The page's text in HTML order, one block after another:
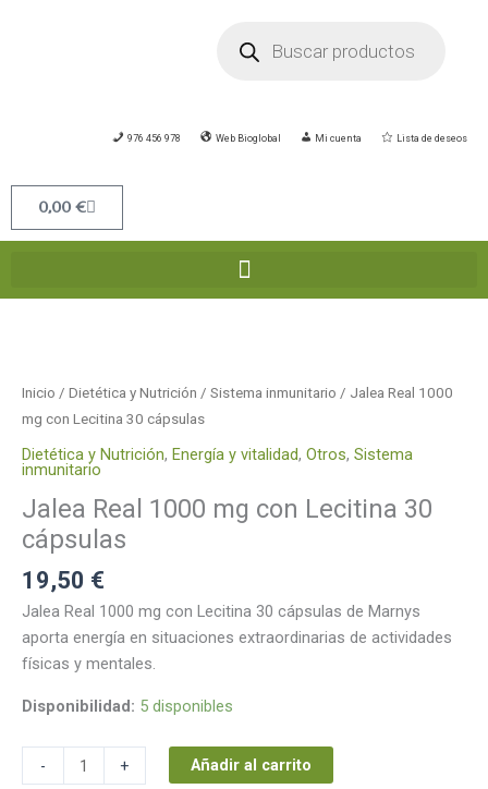
productos
976 456 978 Web Bioglobal Mi cuenta Lista de deseos
0,00 €Carrito
Inicio / Dietética y Nutrición / Sistema inmunitario / Jalea Real 1000
mg con Lecitina 30 cápsulas
Dietética y Nutrición, Energía y vitalidad, Otros, Sistema
inmunitario
Jalea Real 1000 mg con Lecitina 30
cápsulas
19,50 €
Jalea Real 1000 mg con Lecitina 30 cápsulas de Marnys
aporta energía en situaciones extraordinarias de actividades
físicas y mentales.
Disponibilidad: 5 disponibles
-
1000
mg
Lecitina
cápsulas
cantidad
+ Añadir al carrito